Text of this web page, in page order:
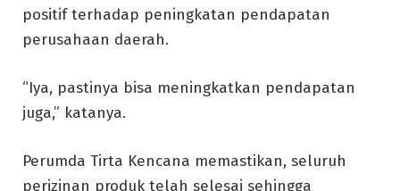
positif terhadap peningkatan pendapatan
perusahaan daerah.
“Iya, pastinya bisa meningkatkan pendapatan
juga,” katanya.
Perumda Tirta Kencana memastikan, seluruh
perizinan produk telah selesai sehingga